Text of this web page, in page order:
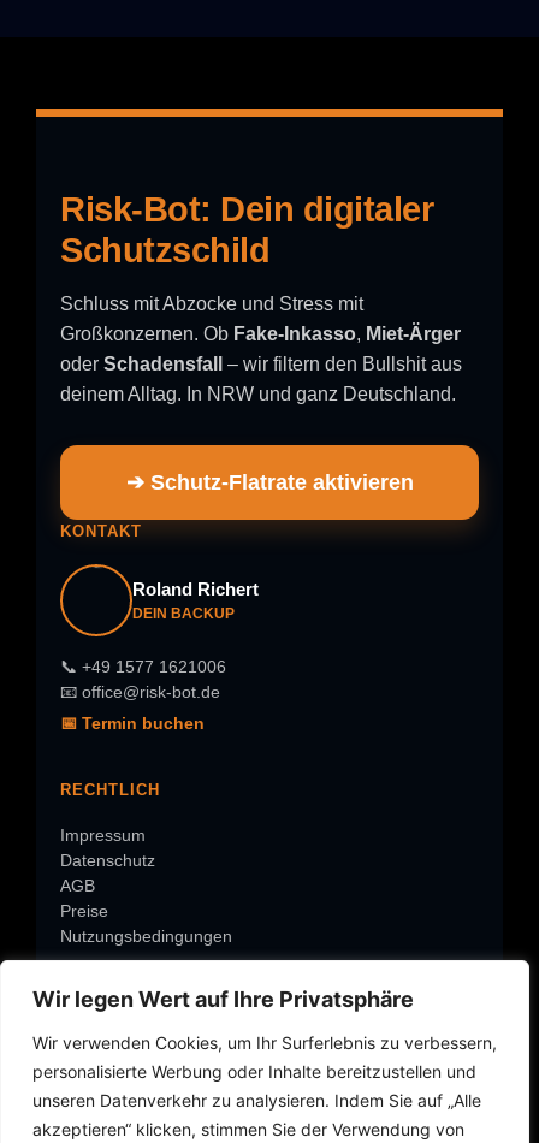
Wir legen Wert auf Ihre Privatsphäre
Wir verwenden Cookies, um Ihr Surferlebnis zu verbessern,
personalisierte Werbung oder Inhalte bereitzustellen und
unseren Datenverkehr zu analysieren. Indem Sie auf „Alle
akzeptieren“ klicken, stimmen Sie der Verwendung von
Risk-Bot: Dein digitaler
Schutzschild
Schluss mit Abzocke und Stress mit
Großkonzernen. Ob Fake-Inkasso, Miet-Ärger
oder Schadensfall
– wir filtern den Bullshit aus
deinem Alltag. In NRW und ganz Deutschland.
➔ Schutz-Flatrate aktivieren
KONTAKT
Roland Richert
DEIN BACKUP
📞 +49 1577 1621006
📧 office@risk-bot.de
📅 Termin buchen
RECHTLICH
Impressum
Datenschutz
AGB
Preise
Nutzungsbedingungen
ÜBER RISK-BOT
Warum Risk-Bot?
Über Roland
Rolands-Check
Service-Center